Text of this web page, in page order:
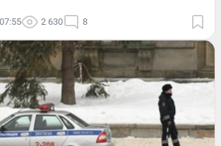
2 630 8